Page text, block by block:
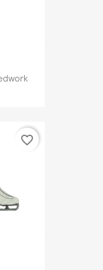
favorite_border